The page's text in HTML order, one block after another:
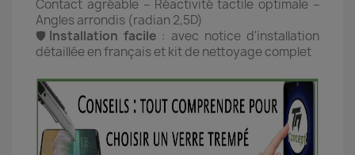
Contact agréable – Réactivité tactile optimale –
Angles arrondis (radian 2,5D)
🛡️ Installation facile : avec notice d'installation
détaillée en français et kit de nettoyage complet